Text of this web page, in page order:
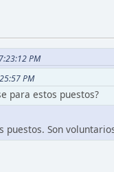
PM
PM
para estos puestos?
puestos. Son